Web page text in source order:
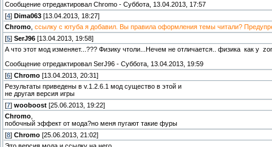
Сообщение отредактировал Chromo - Суббота, 13.04.2013, 17:57
[4] Dima063 [13.04.2013, 18:27]
Chromo ссылку с ютуба я добавил. Вы правила оформления темы читали?
[5] SerJ96 [13.04.2013, 19:58]
А что этот мод изменяет...??? Физику чтоли...Нечем не отличается.. физика как у
Сообщение отредактировал SerJ96 - Суббота, 13.04.2013, 19:59
[6] Chromo [13.04.2013, 20:31]
Результаты приведены в v.1.2.6.1 мод существо в этой и
не другая версия игры
[7] wooboost [25.06.2013, 19:22]
Chromo
побочный эффект от мода?но меня пугают такие фуры
[8] Chromo [25.06.2013, 21:02]